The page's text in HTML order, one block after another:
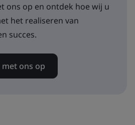
ons op en ontdek hoe wij u
het realiseren van
succes.
ons op